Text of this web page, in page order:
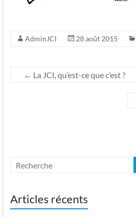
AdminJCI 28 août 2015
← La JCI, qu’est-ce que c’est ?
Articles récents